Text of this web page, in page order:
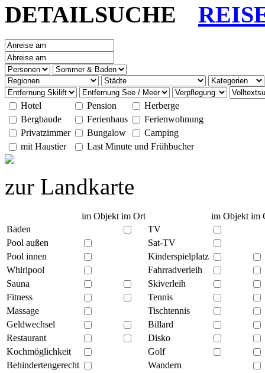
DETAILSUCHE
Hotel Pension
Herberge
Bergbaude
Ferienhaus
Ferienwohnung
Privatzimmer
Bungalow
Camping
mit Haustier
Last Minute und Frühbucher
zur Landkarte
im Objekt im Ort im Objekt im
Baden
TV
Pool außen
Sat-TV
Pool innen
Kinderspielplatz
Whirlpool
Fahrradverleih
Sauna
Skiverleih
Fitness
Tennis
Massage
Tischtennis
Geldwechsel
Billard
Restaurant
Disko
Kochmöglichkeit
Golf
Behindertengerecht
Wandern